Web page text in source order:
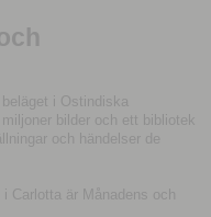
i Ostindiska
bilder och ett bibliotek
och händelser de
är Månadens och